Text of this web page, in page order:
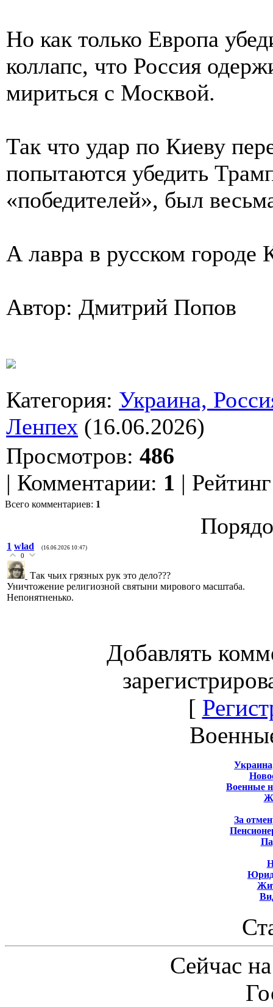
Но как только Европа
коллапс, что Россия
мириться с Москвой.
Так что удар по Киеву
попытаются убедить
«победителей», был
А лавра в русском городе
Автор: Дмитрий Попов
Категория: Украина,
Ленпех (16.06.2026)
Просмотров: 486
| Комментарии: 1 | Рейтинг
Всего комментариев: 1
1 wlad (16.06.2026 10:47)
0
Так чьих грязных рук это дело???
Уничтожение религиозной святыни мирового масштаба.
Непонятненько.
Добавлять
[
Военные
За
Сейчас